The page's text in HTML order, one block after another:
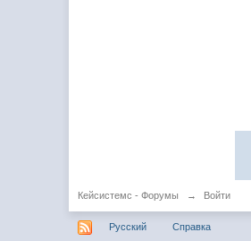
Кейсистемс - Форумы → Войти
Русский Справка